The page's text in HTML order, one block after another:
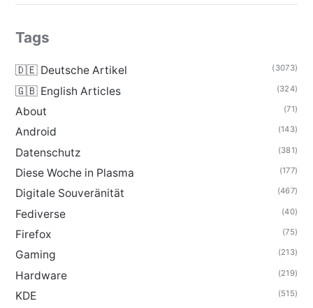
Tags
🇩🇪 Deutsche Artikel (3073)
🇬🇧 English Articles (324)
About (71)
Android (143)
Datenschutz (381)
Diese Woche in Plasma (177)
Digitale Souveränität (467)
Fediverse (40)
Firefox (75)
Gaming (213)
Hardware (219)
KDE (515)